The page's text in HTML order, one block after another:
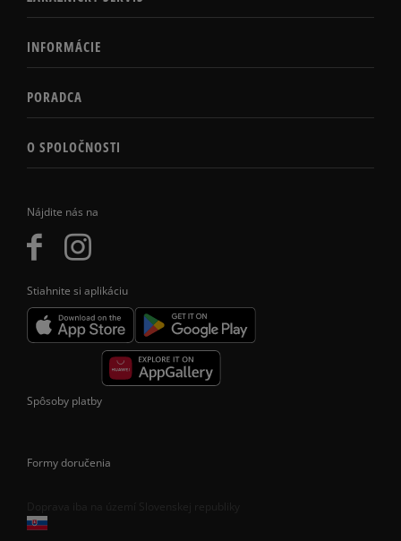
Nájdite nás na
Stiahnite si aplikáciu
INFORMÁCIE
PORADCA
O SPOLOČNOSTI
Spôsoby platby
Formy doručenia